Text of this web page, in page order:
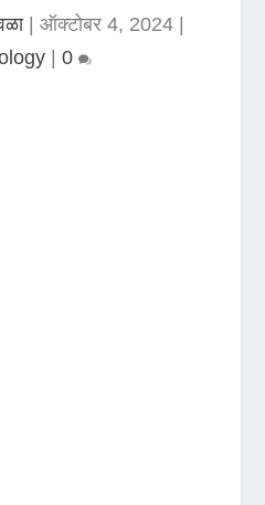
| ऑक्टोबर 4, 2024
| 0